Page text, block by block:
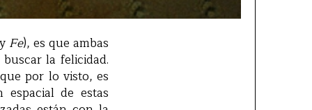
Fe), es que ambas
la felicidad.
por lo visto, es
de estas